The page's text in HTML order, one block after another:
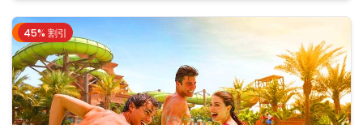
ドバイ
45% 割引